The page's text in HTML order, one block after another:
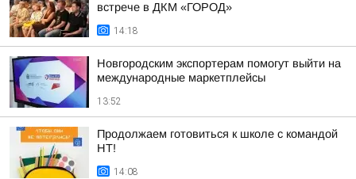
встрече в ДКМ «ГОРОД»
14:18
Новгородским экспортерам помогут выйти на
международные маркетплейсы
13:52
Продолжаем готовиться к школе с командой
НТ!
14:08